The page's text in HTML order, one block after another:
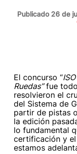
Publicado 26 de
El concurso “
Ruedas”fue
resolvieron el
del Sistema de
partir de pistas
la edición
lo fundamental
certificación y
estamos